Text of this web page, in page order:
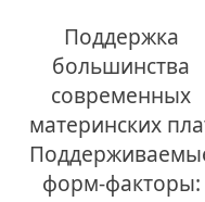
Поддержка
большинства
современных
материнских
форм-факторы: